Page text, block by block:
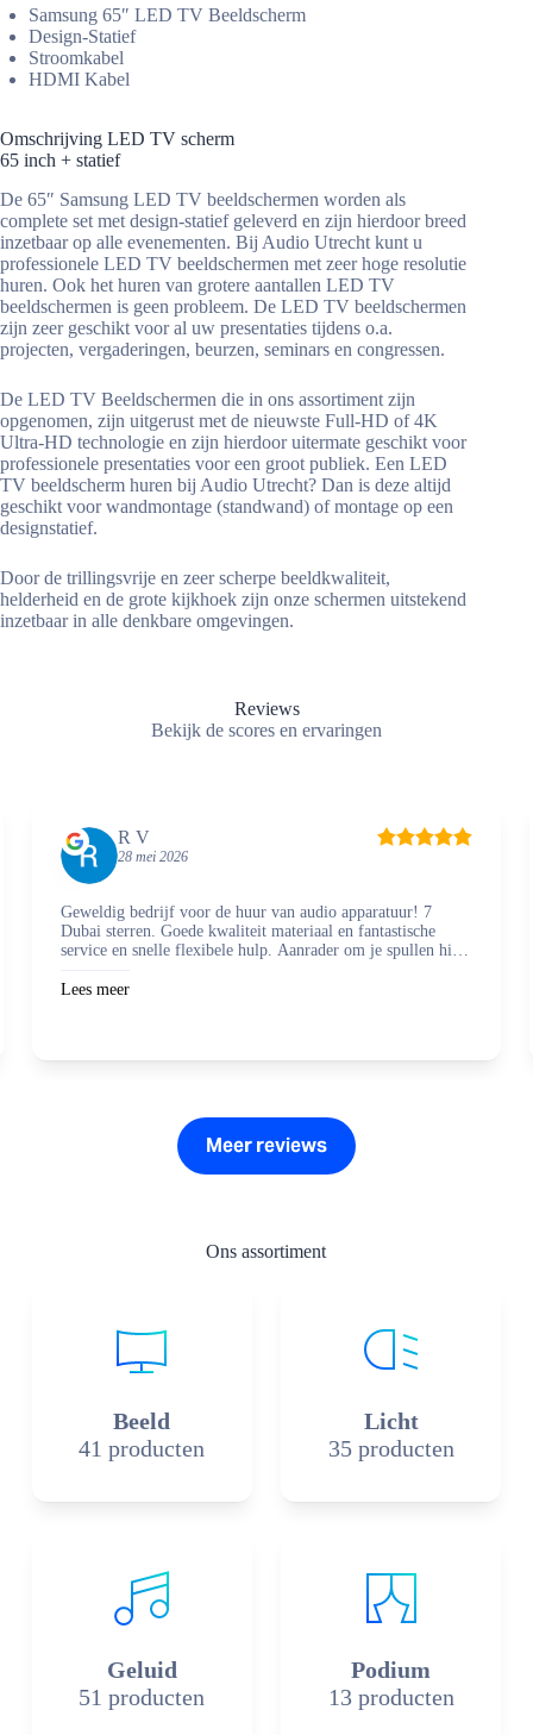
Samsung 65″ LED TV Beeldscherm
Design-Statief
Stroomkabel
HDMI Kabel
Omschrijving LED TV scherm
65 inch + statief
De 65″ Samsung LED TV beeldschermen worden als
complete set met design-statief geleverd en zijn hierdoor breed
inzetbaar op alle evenementen. Bij Audio Utrecht kunt u
professionele LED TV beeldschermen met zeer hoge resolutie
huren. Ook het huren van grotere aantallen LED TV
beeldschermen is geen probleem. De LED TV beeldschermen
zijn zeer geschikt voor al uw presentaties tijdens o.a.
projecten, vergaderingen, beurzen, seminars en congressen.
De LED TV Beeldschermen die in ons assortiment zijn
opgenomen, zijn uitgerust met de nieuwste Full-HD of 4K
Ultra-HD technologie en zijn hierdoor uitermate geschikt voor
professionele presentaties voor een groot publiek. Een LED
TV beeldscherm huren bij Audio Utrecht? Dan is deze altijd
geschikt voor wandmontage (standwand) of montage op een
designstatief.
Door de trillingsvrije en zeer scherpe beeldkwaliteit,
helderheid en de grote kijkhoek zijn onze schermen uitstekend
inzetbaar in alle denkbare omgevingen.
Reviews
Bekijk de scores en ervaringen
R V
28 mei 2026
Geweldig bedrijf voor de huur van audio apparatuur! 7
Dubai sterren. Goede kwaliteit materiaal en fantastische
service en snelle flexibele hulp. Aanrader om je spullen hier
Lees meer
Meer reviews
Ons assortiment
Beeld
41 producten
Licht
35 producten
Geluid
51 producten
Podium
13 producten